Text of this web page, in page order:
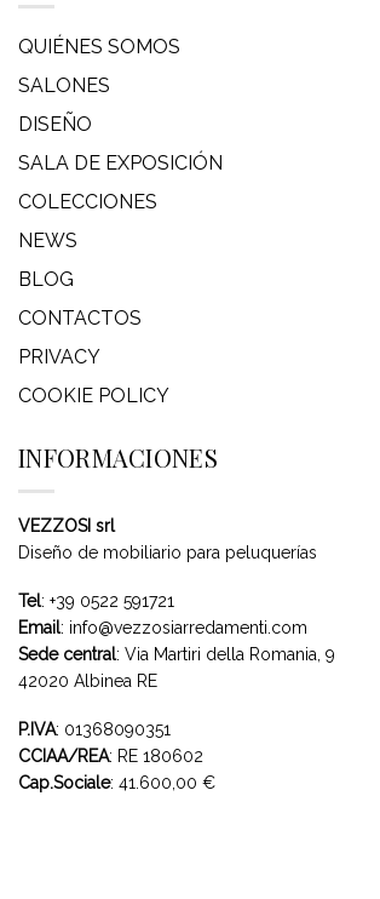
QUIÉNES SOMOS
SALONES
DISEÑO
SALA DE EXPOSICIÓN
COLECCIONES
NEWS
BLOG
CONTACTOS
PRIVACY
COOKIE POLICY
INFORMACIONES
VEZZOSI srl
Diseño de mobiliario para peluquerías
Tel: +39 0522 591721
Email: info@vezzosiarredamenti.com
Sede central: Via Martiri della Romania, 9
42020 Albinea RE
P.IVA: 01368090351
CCIAA/REA: RE 180602
Cap.Sociale: 41.600,00 €